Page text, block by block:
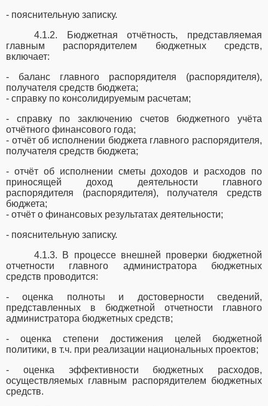
- пояснительную записку.
4.1.2. Бюджетная отчётность, представляемая
главным распорядителем бюджетных средств,
включает:
- баланс главного распорядителя (распорядителя),
получателя средств бюджета;
- справку по консолидируемым расчетам;
- справку по заключению счетов бюджетного учёта
отчётного финансового года;
- отчёт об исполнении бюджета главного распорядителя,
получателя средств бюджета;
- отчёт об исполнении сметы доходов и расходов по
приносящей доход деятельности главного
распорядителя (распорядителя), получателя средств
бюджета;
- отчёт о финансовых результатах деятельности;
- пояснительную записку.
4.1.3. В процессе внешней проверки бюджетной
отчетности главного администратора бюджетных
средств проводится:
- оценка полноты и достоверности сведений,
представленных в бюджетной отчетности главного
администратора бюджетных средств;
- оценка степени достижения целей бюджетной
политики, в т.ч. при реализации национальных проектов;
- оценка эффективности бюджетных расходов,
осуществляемых главным распорядителем бюджетных
средств.